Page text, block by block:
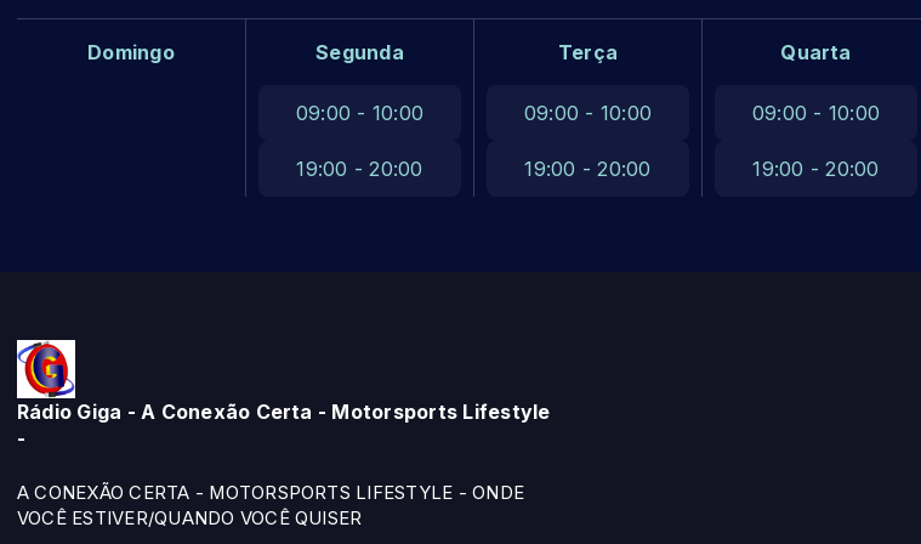
Domingo Segunda
09:00 - 10:00
19:00 - 20:00
Terça
09:00 - 10:00
19:00 - 20:00
Quarta
09:00 - 10:00
19:00 - 20:00
Rádio Giga - A Conexão Certa - Motorsports Lifestyle
-
A CONEXÃO CERTA - MOTORSPORTS LIFESTYLE - ONDE
VOCÊ ESTIVER/QUANDO VOCÊ QUISER